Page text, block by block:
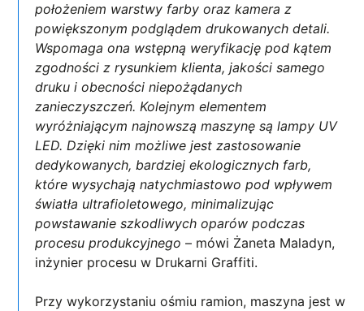
położeniem warstwy farby oraz kamera z
powiększonym podglądem drukowanych detali.
Wspomaga ona wstępną weryfikację pod kątem
zgodności z rysunkiem klienta, jakości samego
druku i obecności niepożądanych
zanieczyszczeń. Kolejnym elementem
wyróżniającym najnowszą maszynę są lampy UV
LED. Dzięki nim możliwe jest zastosowanie
dedykowanych, bardziej ekologicznych farb,
które wysychają natychmiastowo pod wpływem
światła ultrafioletowego, minimalizując
powstawanie szkodliwych oparów podczas
procesu produkcyjnego– mówi Żaneta Maladyn,
inżynier procesu w Drukarni Graffiti.
Przy wykorzystaniu ośmiu ramion, maszyna jest w